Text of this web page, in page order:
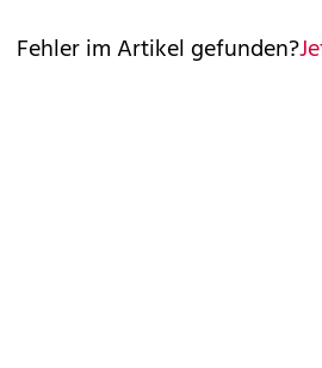
Fehler im Artikel gefunden?